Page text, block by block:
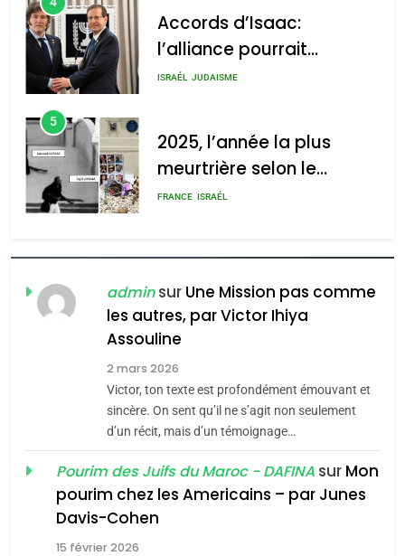
2025, l’année la plus
meurtrière selon le rapport
l’antisémitisme
admin 0
2025, l’année la plus
meurtrière selon le
rapport d’ADL contre
FRANCE ISRAÉL
6
FIÈRE, DIGNE ET RÉSILIENTE :
POURQUOI JE REVENDIQUE
MA JUDAÏTE par Thérèse
ISRAÉL JUDAISME
CE QUI NOUS MANQUE –
Jacques Hadida
JUDAISME
Maroc : Les amandes de
Tafraout, le miel de Tadla
Azilal consacrés produits
du terroir
DAFINA MAROC
Oeil ravageur – Vanessa
De Loya Stauber
adminsur Une Mission pas comme
les autres, par Victor Ihiya
Assouline
2 mars 2026
Victor, ton texte est profondément émouvant et
sincère. On sent qu’il ne s’agit non seulement
d’un récit, mais d’un témoignage…
Pourim des Juifs du Maroc - DAFINA sur Mon
pourim chez les Americains – par Junes
Davis-Cohen
15 février 2026